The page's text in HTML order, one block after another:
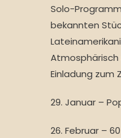
Solo-
bekannten
Atmosphärisch
Einladung zum
29. Januar –
26. Februar –